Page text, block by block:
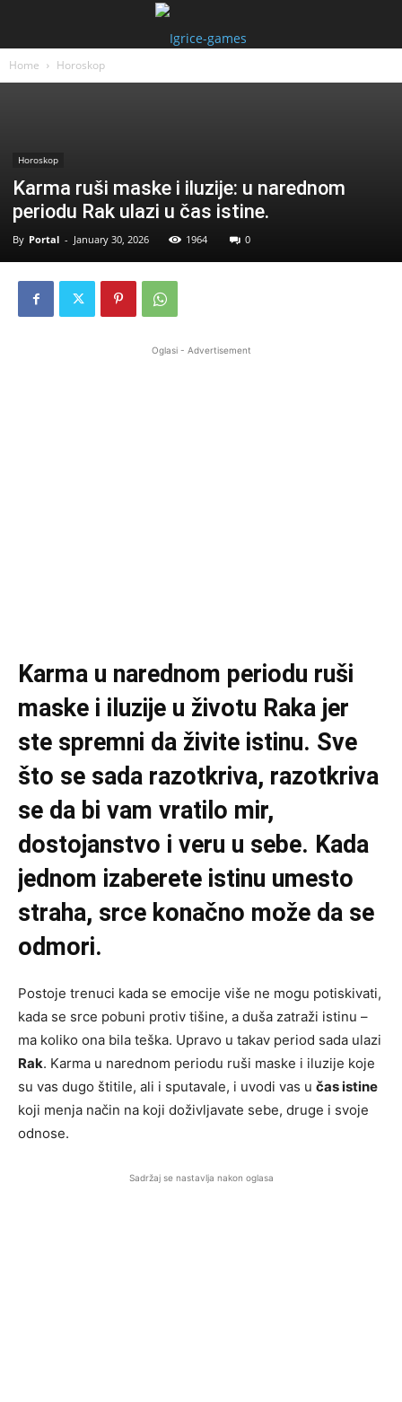
Home Horoskop
Horoskop
Karma ruši maske i iluzije: u narednom
periodu Rak ulazi u čas istine.
By Portal - January 30, 2026 1964 0
Oglasi - Advertisement
Karma u narednom periodu ruši
maske i iluzije u životu Raka jer
ste spremni da živite istinu. Sve
što se sada razotkriva, razotkriva
se da bi vam vratilo mir,
dostojanstvo i veru u sebe. Kada
jednom izaberete istinu umesto
straha, srce konačno može da se
odmori.
Postoje trenuci kada se emocije više ne mogu potiskivati,
kada se srce pobuni protiv tišine, a duša zatraži istinu –
ma koliko ona bila teška. Upravo u takav period sada ulazi
Rak. Karma u narednom periodu ruši maske i iluzije koje
su vas dugo štitile, ali i sputavale, i uvodi vas u čas istine
koji menja način na koji doživljavate sebe, druge i svoje
odnose.
Sadržaj se nastavlja nakon oglasa